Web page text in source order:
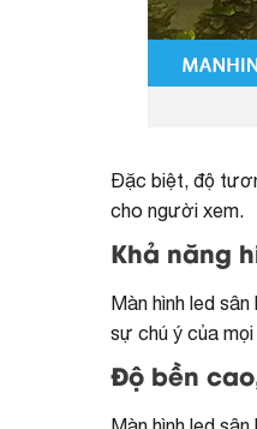
Đặc biệt, độ
cho người xem.
Khả năng
Màn hình led
sự chú ý của
Độ bền